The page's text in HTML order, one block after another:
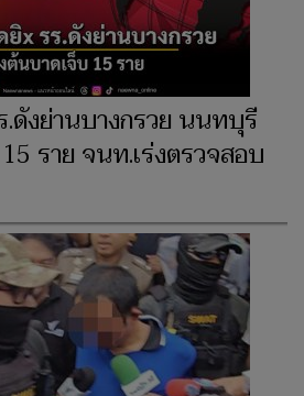
ดังย่านบางกรวย นนทบุรี
ราย จนท.เร่งตรวจสอบ